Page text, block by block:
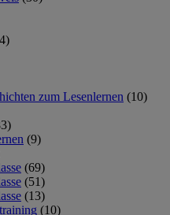
zum Lesenlernen (10)
(9)
(69)
(51)
(13)
(10)